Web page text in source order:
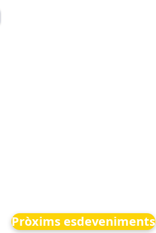
Pròxims esdeveniments